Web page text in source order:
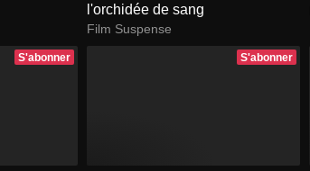
l'orchidée de sang
Film Suspense
S'abonner S'abonner